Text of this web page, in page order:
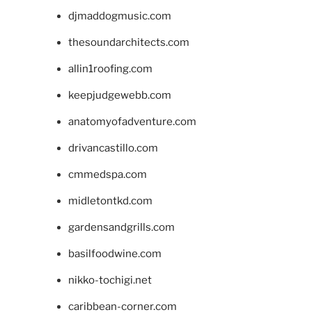
djmaddogmusic.com
thesoundarchitects.com
allin1roofing.com
keepjudgewebb.com
anatomyofadventure.com
drivancastillo.com
cmmedspa.com
midletontkd.com
gardensandgrills.com
basilfoodwine.com
nikko-tochigi.net
caribbean-corner.com